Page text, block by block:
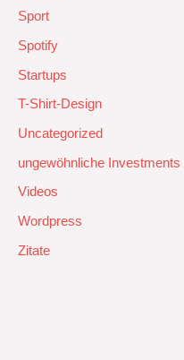
Sport
Spotify
Startups
T-Shirt-Design
Uncategorized
ungewöhnliche Investments
Videos
Wordpress
Zitate